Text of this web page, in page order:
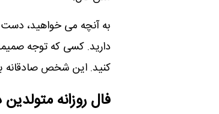
به آنچه می خواھید،
دارید. کسی که توجه
کنید. این شخص صادقانه
فال روزانه